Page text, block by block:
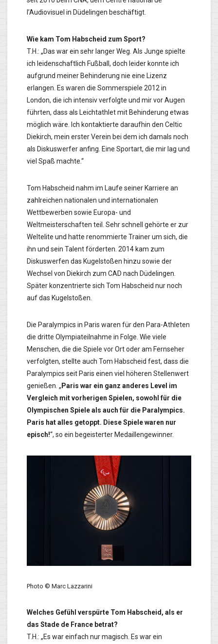
l’Audiovisuel in Düdelingen beschäftigt.
Wie kam Tom Habscheid zum Sport?
T.H.: „Das war ein sehr langer Weg. Als Junge spielte
ich leidenschaftlich Fußball, doch leider konnte ich
aufgrund meiner Behinderung nie eine Lizenz
erlangen. Es waren die Sommerspiele 2012 in
London, die ich intensiv verfolgte und mir vor Augen
führten, dass als Leichtathlet mit Behinderung etwas
möglich wäre. Ich kontaktierte daraufhin den Celtic
Diekirch, mein erster Verein bei dem ich damals noch
als Diskuswerfer anfing. Eine Sportart, die mir lag und
viel Spaß machte.“
Tom Habscheid nahm im Laufe seiner Karriere an
zahlreichen nationalen und internationalen
Wettbewerben sowie Europa- und
Weltmeisterschaften teil. Sehr schnell gehörte er zur
Weltelite und hatte renommierte Trainer um sich, die
ihn und sein Talent förderten. 2014 kam zum
Diskuswerfen das Kugelstoßen hinzu sowie der
Wechsel von Diekirch zum CAD nach Düdelingen.
Später konzentrierte sich Tom Habscheid nur noch
auf das Kugelstoßen.
Die Paralympics in Paris waren für den Para-Athleten
die dritte Olympiateilnahme in Folge. Wie viele
Menschen, die die Spiele vor Ort oder am Fernseher
verfolgten, stellte auch Tom Habscheid fest, dass die
Paralympics seit Paris einen viel höheren Stellenwert
genießen. „ Paris war ein ganz anderes Level im
Vergleich mit vorherigen Spielen, sowohl für die
Olympischen Spiele als auch für die Paralympics.
Paris hat alles getoppt. Diese Spiele waren nur
episch!“, so ein begeisterter Medaillengewinner.
Photo © Marc Lazzarini
Welches Gefühl verspürte Tom Habscheid, als er
das Stade de France betrat?
T.H.: „Es war einfach nur magisch. Es war ein